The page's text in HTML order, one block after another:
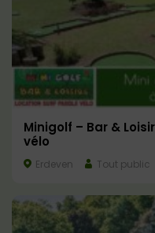
Minigolf – Bar &
vélo
Erdeven Tout public